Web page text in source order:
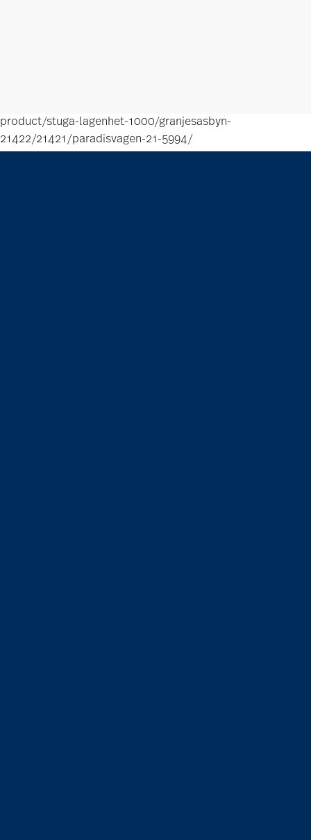
product/stuga-lagenhet-1000/granjesasbyn-
21422/21421/paradisvagen-21-5994/